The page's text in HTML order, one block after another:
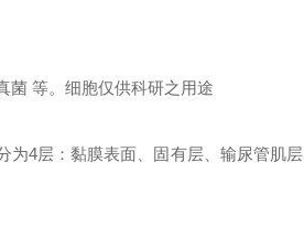
菌 等。细胞仅供科研之用途
为4层：黏膜表面、固有层、输尿管肌层